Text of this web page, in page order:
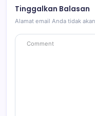
Tinggalkan Balasan
Alamat email Anda tidak